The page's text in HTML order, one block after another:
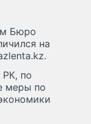
Бюро
на
РК, по
меры по